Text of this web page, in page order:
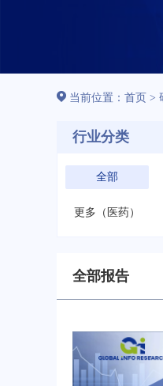
当前位置： 首页 >
行业分类
全部
更多（医药）
全部报告